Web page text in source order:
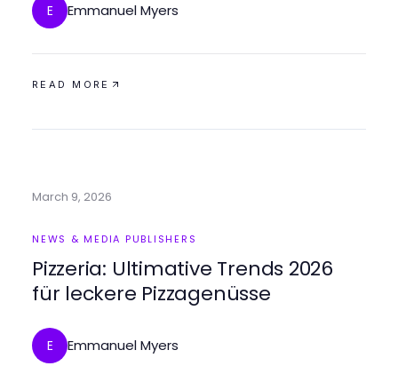
E Emmanuel Myers
READ MORE
March 9, 2026
NEWS & MEDIA PUBLISHERS
Pizzeria: Ultimative Trends 2026
für leckere Pizzagenüsse
E Emmanuel Myers